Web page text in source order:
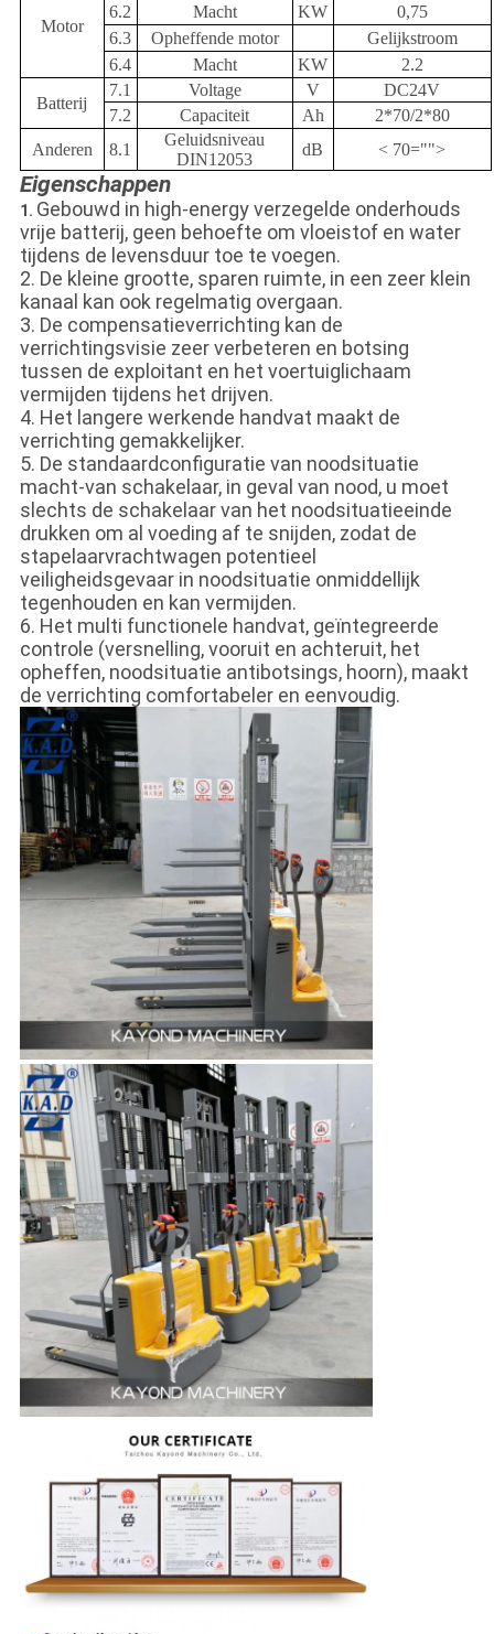
Motor
6.2 Macht KW
0,75
6.3
Opheffende motor
Gelijkstroom
6.4
Macht KW 2.2
Batterij
7.1 Voltage V
DC24V
7.2
Capaciteit Ah
2*70/2*80
Anderen
8.1
Geluidsniveau
DIN12053
dB < 70="">
Eigenschappen
1. Gebouwd in high-energy verzegelde onderhouds
vrije batterij, geen behoefte om vloeistof en water
tijdens de levensduur toe te voegen.
2. De kleine grootte, sparen ruimte, in een zeer klein
kanaal kan ook regelmatig overgaan.
3. De compensatieverrichting kan de
verrichtingsvisie zeer verbeteren en botsing
tussen de exploitant en het voertuiglichaam
vermijden tijdens het drijven.
4. Het langere werkende handvat maakt de
verrichting gemakkelijker.
5. De standaardconfiguratie van noodsituatie
macht-van schakelaar, in geval van nood, u moet
slechts de schakelaar van het noodsituatieeinde
drukken om al voeding af te snijden, zodat de
stapelaarvrachtwagen potentieel
veiligheidsgevaar in noodsituatie onmiddellijk
tegenhouden en kan vermijden.
6. Het multi functionele handvat, geïntegreerde
controle (versnelling, vooruit en achteruit, het
opheffen, noodsituatie antibotsings, hoorn), maakt
de verrichting comfortabeler en eenvoudig.